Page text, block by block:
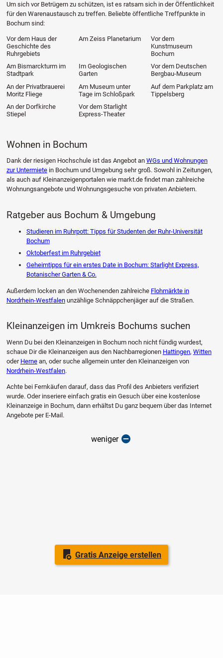
Gratis Anzeige erstellen
Um sich vor Betrügern zu schützen, ist es ratsam sich in der Öffentlichkeit
für den Warenaustausch zu treffen. Beliebte öffentliche Treffpunkte in
Bochum sind:
Vor dem Haus der
Geschichte des
Ruhrgebiets
Am Zeiss Planetarium
Vor dem
Kunstmuseum
Bochum
Am Bismarckturm im
Stadtpark
Im Geologischen
Garten
Vor dem Deutschen
Bergbau-Museum
An der Privatbrauerei
Moritz Fliege
Am Museum unter
Tage im Schloßpark
Auf dem Parkplatz am
Tippelsberg
An der Dorfkirche
Stiepel
Vor dem Starlight
Express-Theater
Wohnen in Bochum
Dank der riesigen Hochschule ist das Angebot an WGs und Wohnungen
zur Untermietein Bochum und Umgebung sehr groß. Sowohl in Zeitungen,
als auch auf Kleinanzeigenportalen wie markt.de findet man zahlreiche
Wohnungsangebote und Wohnungsgesuche von privaten Anbietern.
Ratgeber aus Bochum & Umgebung
Studieren im Ruhrpott: Tipps für Studenten der Ruhr-Universität
Bochum
Oktoberfest im Ruhrgebiet
Geheimtipps für ein erstes Date in Bochum: Starlight Express,
Botanischer Garten & Co.
Außerdem locken an den Wochenenden zahlreiche Flohmärkte in
Nordrhein-Westfalenunzählige Schnäppchenjäger auf die Straßen.
Kleinanzeigen im Umkreis Bochums suchen
Wenn Du bei den Kleinanzeigen in Bochum noch nicht fündig wurdest,
schaue Dir die Kleinanzeigen aus den Nachbarregionen Hattingen, Witten
oder Hernean, oder suche allgemein unter den Kleinanzeigen von
Nordrhein-Westfalen.
Achte bei Fernkäufen darauf, dass das Profil des Anbieters verifiziert
wurde. Oder inseriere einfach gratis ein Gesuch über eine kostenlose
Kleinanzeige in Bochum, dann erhältst Du ganz bequem über das Internet
Angebote per E-Mail.
weniger